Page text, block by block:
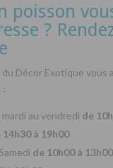
poisson
?
du Décor Exotique vous
mardi au vendredi de
à 19h00
de 10h00 à